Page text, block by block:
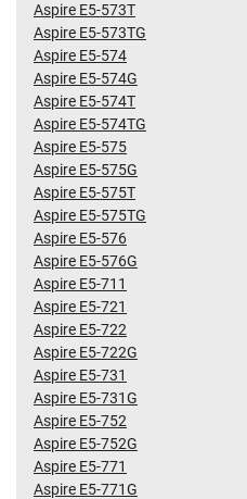
Aspire E5-573T
Aspire E5-573TG
Aspire E5-574
Aspire E5-574G
Aspire E5-574T
Aspire E5-574TG
Aspire E5-575
Aspire E5-575G
Aspire E5-575T
Aspire E5-575TG
Aspire E5-576
Aspire E5-576G
Aspire E5-711
Aspire E5-721
Aspire E5-722
Aspire E5-722G
Aspire E5-731
Aspire E5-731G
Aspire E5-752
Aspire E5-752G
Aspire E5-771
Aspire E5-771G